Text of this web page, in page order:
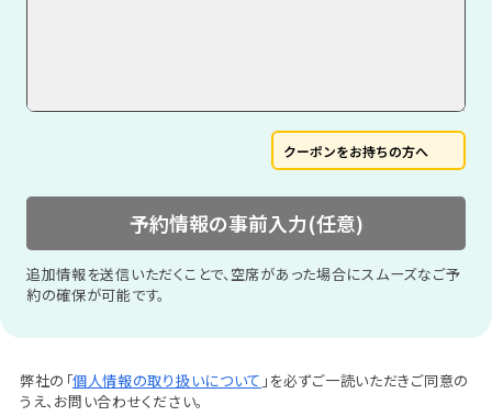
クーポンをお持ちの方へ
予約情報の事前入力(任意)
追加情報を送信いただくことで、空席があった場合にスムーズなご予
約の確保が可能です。
弊社の「個人情報の取り扱いについて 」を必ずご一読いただきご同意の
うえ、お問い合わせください。